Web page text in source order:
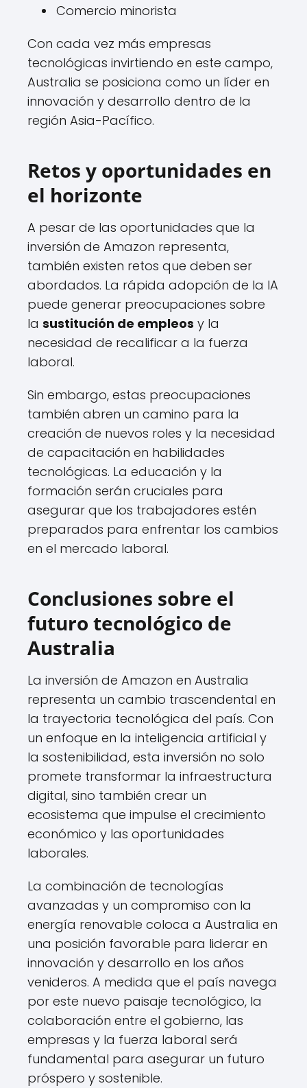
Comercio minorista
Con cada vez más empresas
tecnológicas invirtiendo en este campo,
Australia se posiciona como un líder en
innovación y desarrollo dentro de la
región Asia-Pacífico.
Retos y oportunidades en
el horizonte
A pesar de las oportunidades que la
inversión de Amazon representa,
también existen retos que deben ser
abordados. La rápida adopción de la IA
puede generar preocupaciones sobre
la sustitución de empleos y la
necesidad de recalificar a la fuerza
laboral.
Sin embargo, estas preocupaciones
también abren un camino para la
creación de nuevos roles y la necesidad
de capacitación en habilidades
tecnológicas. La educación y la
formación serán cruciales para
asegurar que los trabajadores estén
preparados para enfrentar los cambios
en el mercado laboral.
Conclusiones sobre el
futuro tecnológico de
Australia
La inversión de Amazon en Australia
representa un cambio trascendental en
la trayectoria tecnológica del país. Con
un enfoque en la inteligencia artificial y
la sostenibilidad, esta inversión no solo
promete transformar la infraestructura
digital, sino también crear un
ecosistema que impulse el crecimiento
económico y las oportunidades
laborales.
La combinación de tecnologías
avanzadas y un compromiso con la
energía renovable coloca a Australia en
una posición favorable para liderar en
innovación y desarrollo en los años
venideros. A medida que el país navega
por este nuevo paisaje tecnológico, la
colaboración entre el gobierno, las
empresas y la fuerza laboral será
fundamental para asegurar un futuro
próspero y sostenible.